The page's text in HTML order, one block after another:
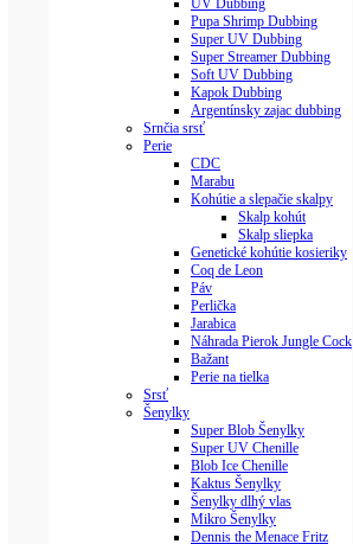
UV Dubbing
Pupa Shrimp Dubbing
Super UV Dubbing
Super Streamer Dubbing
Soft UV Dubbing
Kapok Dubbing
Argentínsky zajac dubbing
Srnčia srsť
Perie
CDC
Marabu
Kohútie a slepačie skalpy
Skalp kohút
Skalp sliepka
Genetické kohútie kosieriky
Coq de Leon
Páv
Perlička
Jarabica
Náhrada Pierok Jungle Cock
Bažant
Perie na tielka
Srsť
Šenylky
Super Blob Šenylky
Super UV Chenille
Blob Ice Chenille
Kaktus Šenylky
Šenylky dlhý vlas
Mikro Šenylky
Dennis the Menace Fritz